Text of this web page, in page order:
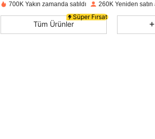
2.3K
4,73 2.3K
700K Yakın zamanda satıldı 260K Yeniden satın
Süper Fırsat
Tüm Ürünler